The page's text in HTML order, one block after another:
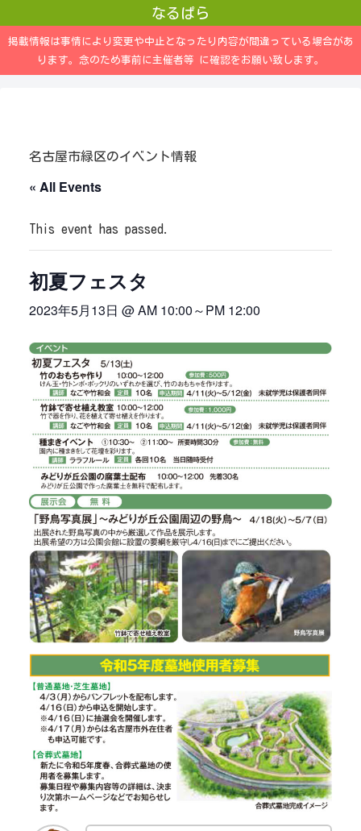
なるぱら
掲載情報は事情により変更や中止となったり内容が間違っている場合があ
ります。念のため事前に主催者等 に確認をお願い致します。
名古屋市緑区のイベント情報
« All Events
This event has passed.
初夏フェスタ
2023年5月13日 @ AM 10:00～PM 12:00